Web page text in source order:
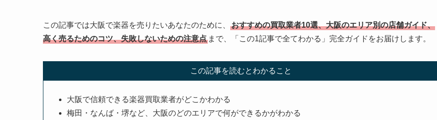
この記事では大阪で楽器を売りたいあなたのために、
おすすめの買取業者10選、大阪のエリア別の店舗ガイド、
高く売るためのコツ、失敗しないための注意点 まで、「この1記事で全てわかる」完全ガイドをお届けします。
この記事を読むとわかること
大阪で信頼できる楽器買取業者がどこかわかる
梅田・なんば・堺など、大阪のどのエリアで何ができるかがわかる